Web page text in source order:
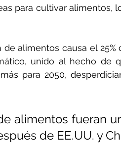
para cultivar alimentos,
alimentos causa el 25%
unido al hecho de
para 2050,
alimentos fueran
de EE.UU. y